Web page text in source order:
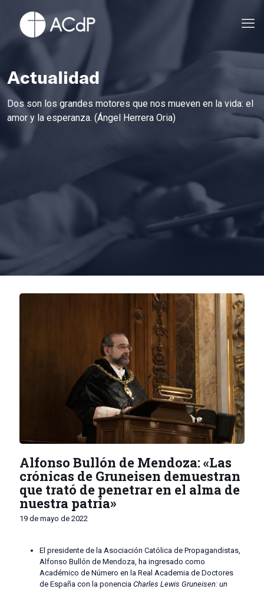
Actualidad
Dos son los grandes motores que nos mueven en la vida: el
amor y la esperanza. (Ángel Herrera Oria)
Alfonso Bullón de Mendoza: «Las
crónicas de Gruneisen demuestran
que trató de penetrar en el alma de
nuestra patria»
19 de mayo de 2022
El presidente de la Asociación Católica de Propagandistas,
Alfonso Bullón de Mendoza, ha ingresado como
Académico de Número en la Real Academia de Doctores
de España con la ponencia Charles Lewis Gruneisen: un